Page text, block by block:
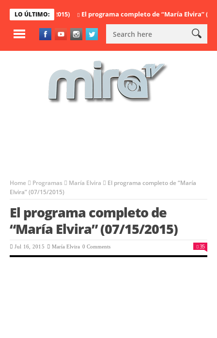
LO ÚLTIMO: El programa completo de “María Elvira” (07/15/
Home Programas María Elvira
El programa completo de “María
Elvira” (07/15/2015)
El programa completo de
“María Elvira” (07/15/2015)
Jul 16, 2015 María Elvira 0 Comments 35